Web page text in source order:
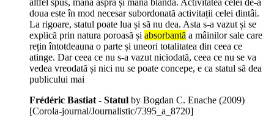
altfel spus, mâna aspră și mâna blândă. Activitatea celei de-a
doua este în mod necesar subordonată activitații celei dintâi.
La rigoare, statul poate lua și să nu dea. Asta s-a vazut și se
explică prin natura poroasă și absorbantă a mâinilor sale care
rețin întotdeauna o parte și uneori totalitatea din ceea ce
atinge. Dar ceea ce nu s-a vazut niciodată, ceea ce nu se va
vedea vreodată și nici nu se poate concepe, e ca statul să dea
publicului mai
Frédéric Bastiat - Statul by Bogdan C. Enache (2009)
[Corola-journal/Journalistic/7395_a_8720]